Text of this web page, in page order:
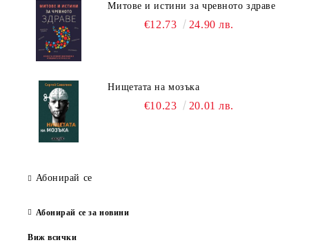
Митове и истини за чревното здраве
€12.73 24.90 лв.
Нищетата на мозъка
€10.23 20.01 лв.
Абонирай се
Абонирай се за новини
Виж всички